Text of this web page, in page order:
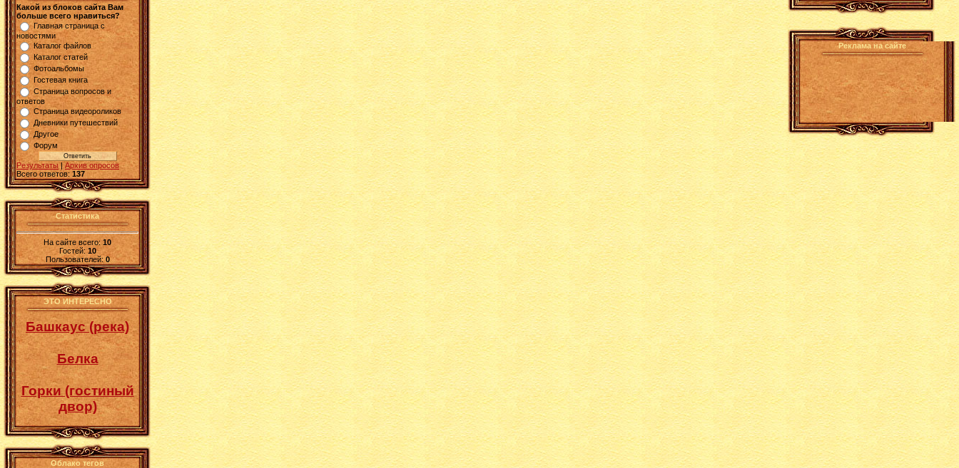
Какой из блоков сайта Вам
больше всего нравиться?
Главная страница с
новостями
Каталог файлов
Каталог статей
Фотоальбомы
Гостевая книга
Страница вопросов и
ответов
Страница видеороликов
Дневники путешествий
Другое
Форум
Результаты|Архив опросов
Всего ответов: 137
Статистика
На сайте всего:10
Гостей: 10
Пользователей: 0
ЭТО ИНТЕРЕСНО
Башкаус (река)
Белка
Горки (гостиный
двор)
Облако тегов
Реклама на сайте